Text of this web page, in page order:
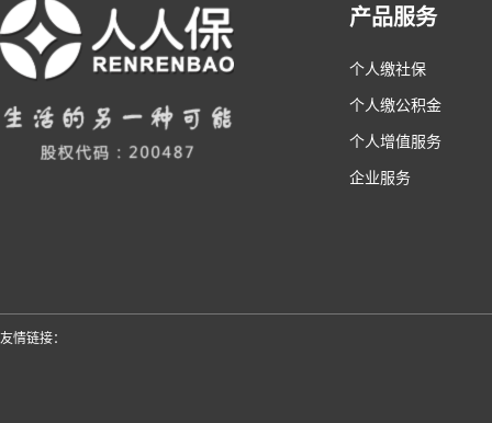
产品服务
个人缴社保
个人缴公积金
个人增值服务
企业服务
友情链接：